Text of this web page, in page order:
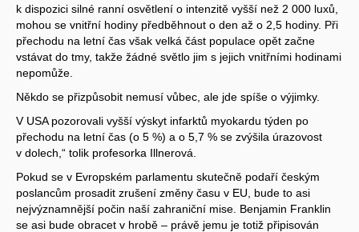
k dispozici silné ranní osvětlení o intenzitě vyšší než 2 000 luxů,
mohou se vnitřní hodiny předběhnout o den až o 2,5 hodiny. Při
přechodu na letní čas však velká část populace opět začne
vstávat do tmy, takže žádné světlo jim s jejich vnitřními hodinami
nepomůže.
Někdo se přizpůsobit nemusí vůbec, ale jde spíše o výjimky.
V USA pozorovali vyšší výskyt infarktů myokardu týden po
přechodu na letní čas (o 5 %) a o 5,7 % se zvýšila úrazovost
v dolech,“ tolik profesorka Illnerová.
Pokud se v Evropském parlamentu skutečně podaří českým
poslancům prosadit zrušení změny času v EU, bude to asi
nejvýznamnější počin naší zahraniční mise. Benjamin Franklin
se asi bude obracet v hrobě – právě jemu je totiž připisován